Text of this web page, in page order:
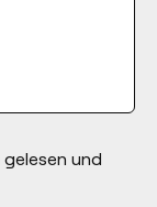
gelesen und